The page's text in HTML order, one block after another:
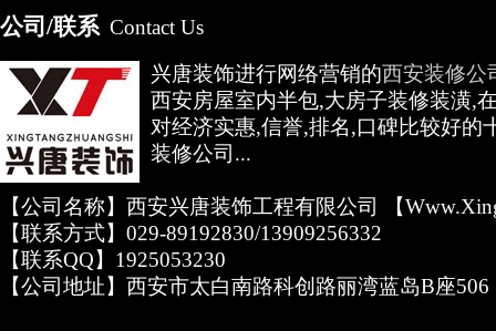
公司/联系 Contact Us
兴唐装饰进行网络营销的西安装修公
西安房屋室内半包,大房子装修装潢,
对经济实惠,信誉,排名,口碑比较好的
装修公司...
【公司名称】西安兴唐装饰工程有限公司 【
【联系方式】029-89192830/13909256332
【联系QQ】1925053230
【公司地址】西安市太白南路科创路丽湾蓝岛B座506